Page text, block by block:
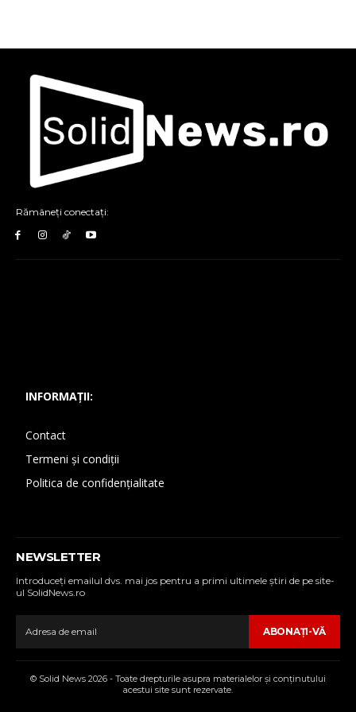
Rămâneți conectați:
INFORMAȚII:
Contact
Termeni și condiții
Politica de confidențialitate
NEWSLETTER
Introduceţi emailul dvs. mai jos pentru a primi ultimele ştiri de pe site-
ul SolidNews.ro
ABONAŢI-VĂ
© Solid News 2026 - Toate drepturile asupra materialelor şi conţinutului
acestui site sunt rezervate.